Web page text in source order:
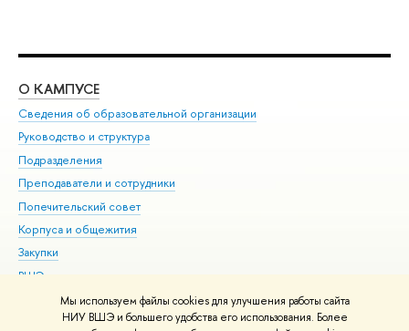
Мы используем файлы cookies для улучшения работы сайта
НИУ ВШЭ и большего удобства его использования. Более
О КАМПУСЕ
Сведения об образовательной организации
Руководство и структура
Подразделения
Преподаватели и сотрудники
Попечительский совет
Корпуса и общежития
Закупки
ВШЭ для студентов с ограниченными возможностями
здоровья и инвалидностью
Версия для слабовидящих